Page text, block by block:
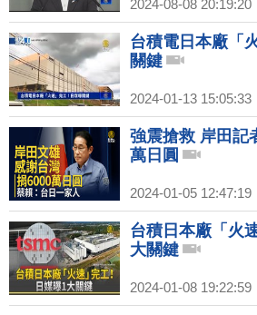
2024-08-08 20:19:20
台積電日本廠「
關鍵
2024-01-13 15:05:33
強震搶救 岸田記
萬日圓
2024-01-05 12:47:19
台積日本廠「火
大關鍵
2024-01-08 19:22:59